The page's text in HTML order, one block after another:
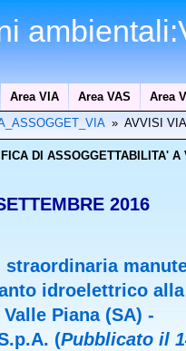
Area VIA Area VAS
Area
» AVVISI VIA
DI ASSOGGETTABILITA' A
2016
straordinaria
idroelettrico
Piana (SA) -
(Pubblicato il